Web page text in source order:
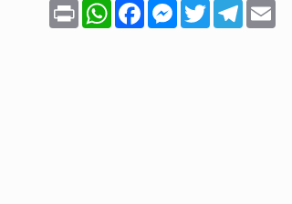
Print WhatsAppFacebookMessenger
TwitterTelegram